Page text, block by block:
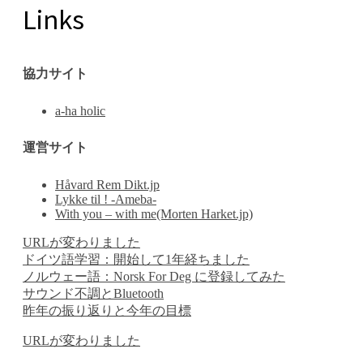
Links
協力サイト
a-ha holic
運営サイト
Håvard Rem Dikt.jp
Lykke til ! -Ameba-
With you – with me(Morten Harket.jp)
URLが変わりました
ドイツ語学習：開始して1年経ちました
ノルウェー語：Norsk For Deg に登録してみた
サウンド不調とBluetooth
昨年の振り返りと今年の目標
URLが変わりました